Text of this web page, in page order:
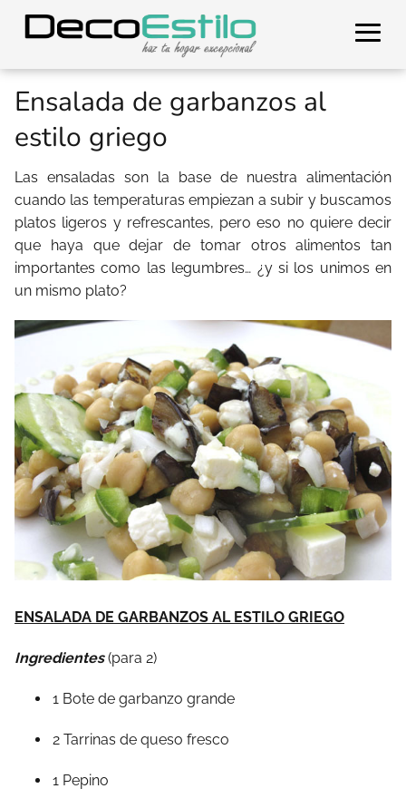
Ensalada de garbanzos al
estilo griego
Las ensaladas son la base de nuestra alimentación
cuando las temperaturas empiezan a subir y buscamos
platos ligeros y refrescantes, pero eso no quiere decir
que haya que dejar de tomar otros alimentos tan
importantes como las legumbres… ¿y si los unimos en
un mismo plato?
ENSALADA DE GARBANZOS AL ESTILO GRIEGO
Ingredientes(para 2)
1 Bote de garbanzo grande
2 Tarrinas de queso fresco
1 Pepino